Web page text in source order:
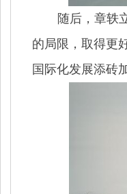
随后，章轶
的局限，取得更
国际化发展添砖